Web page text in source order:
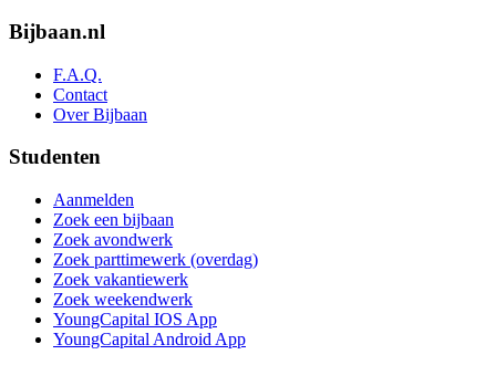
Bijbaan.nl
F.A.Q.
Contact
Over Bijbaan
Studenten
Aanmelden
Zoek een bijbaan
Zoek avondwerk
Zoek parttimewerk (overdag)
Zoek vakantiewerk
Zoek weekendwerk
YoungCapital IOS App
YoungCapital Android App